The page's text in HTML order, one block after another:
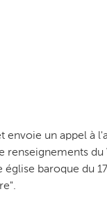
un appel à
renseignements
église baroque du